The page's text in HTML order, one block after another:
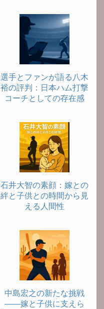
選手とファンが語る八木
裕の評判：日本ハム打撃
コーチとしての存在感
石井大智の素顔：嫁との
絆と子供との時間から見
える人間性
中島宏之の新たな挑戦
――嫁と子供に支えら